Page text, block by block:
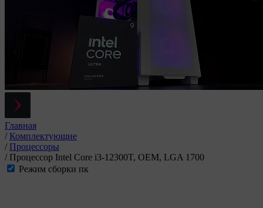
Главная
/ Комплектующие
/ Процессоры
/ Процессор Intel Core i3-12300T, OEM, LGA 1700
Режим сборки пк